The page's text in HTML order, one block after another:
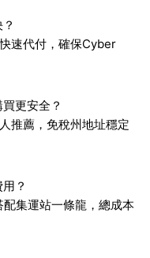
速代付，確保Cyber
更安全？
推薦，免稅州地址穩定
？
集運站一條龍，總成本